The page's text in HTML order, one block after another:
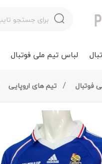
لباس تیم ملی فوتبال
فوتبال تیم های اروپایی